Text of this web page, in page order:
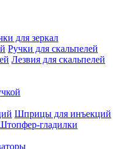
для зеркал
Ручки для скальпелей
Лезвия для скальпелей
Шприцы для инъекций
гладилки